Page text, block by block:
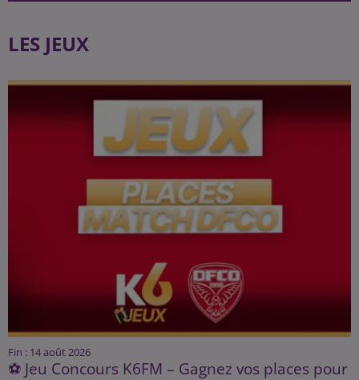
LES JEUX
Fin : 14 août 2026
⚽ Jeu Concours K6FM – Gagnez vos places pour